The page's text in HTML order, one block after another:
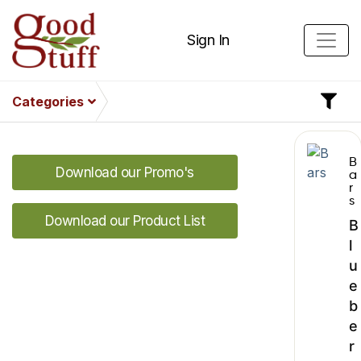
Sign In
Categories
Download our Promo's
Download our Product List
B
a
r
s
B
l
u
e
b
e
r